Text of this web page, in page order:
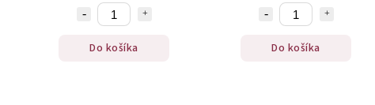
Do košíka Do košíka